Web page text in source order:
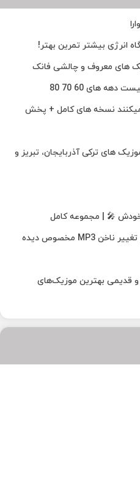
انرژی بیشتر تمرین بهتر!
های معروف و چالشی فانک
های 60 70 80
میکنند نسخه های کامل + پخش
های ترکی آذربایجان، تبریز و
خودش 🎤 | مجموعه کامل
دانلود مجموعه آهنگ برای چالش تغییر ناخن MP3 مخصوص دیده
و قدیمی بهترین موزیک‌های